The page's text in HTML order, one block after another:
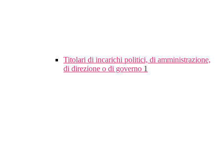
Titolari di incarichi politici, di amministrazione,
di direzione o di governo 1